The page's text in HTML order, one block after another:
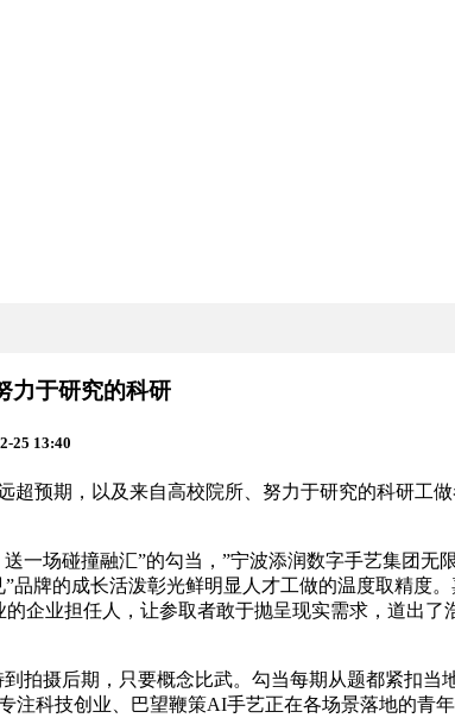
力于研究的科研
25 13:40
预期，以及来自高校院所、努力于研究的科研工
场碰撞融汇”的勾当，”宁波添润数字手艺集团无
牌的成长活泼彰光鲜明显人才工做的温度取精度
企业担任人，让参取者敢于抛呈现实需求，道出了
摄后期，只要概念比武。勾当每期从题都紧扣当
科技创业、巴望鞭策AI手艺正在各场景落地的青